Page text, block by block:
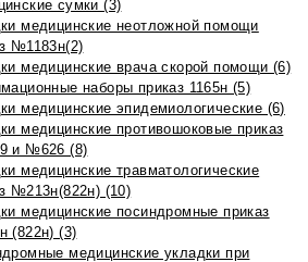
сумки (3)
медицинские неотложной помощи
№1183н(2)
медицинские врача скорой помощи (6)
наборы приказ 1165н (5)
медицинские эпидемиологические (6)
медицинские противошоковые приказ
и №626 (8)
медицинские травматологические
№213н(822н) (10)
медицинские посиндромные приказ
(822н) (3)
медицинские укладки при